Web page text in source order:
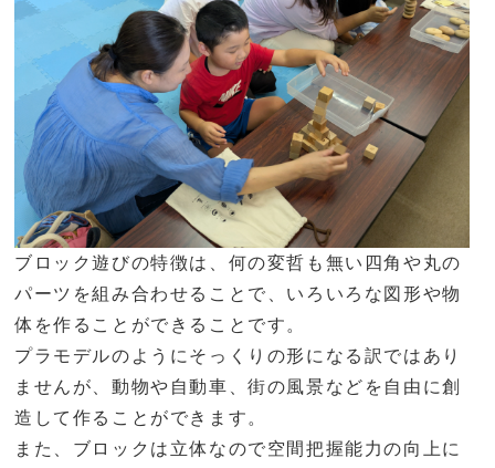
ブロック遊びの特徴は、何の変哲も無い四角や丸の
パーツを組み合わせることで、いろいろな図形や物
体を作ることができることです。
プラモデルのようにそっくりの形になる訳ではあり
ませんが、動物や自動車、街の風景などを自由に創
造して作ることができます。
また、ブロックは立体なので空間把握能力の向上に